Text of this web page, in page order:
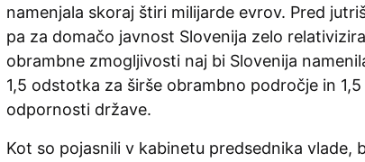
namenjala skoraj štiri milijarde evrov. Pred
pa za domačo javnost Slovenija zelo
obrambne zmogljivosti naj bi Slovenija
1,5 odstotka za širše obrambno področje in
odpornosti države.
Kot so pojasnili v kabinetu predsednika vlade,